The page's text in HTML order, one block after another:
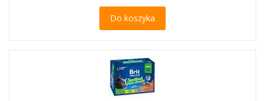
Do koszyka